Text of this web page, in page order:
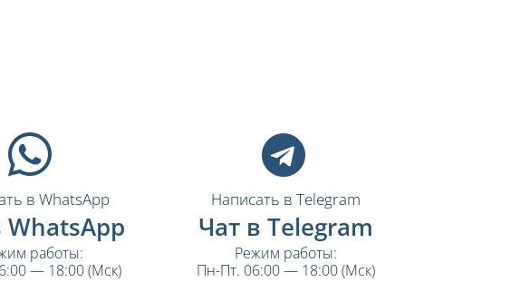
в WhatsApp
WhatsApp
работы:
— 18:00 (Мск)
Написать в Telegram
Чат в Telegram
Режим работы:
Пн-Пт. 06:00 — 18:00 (Мск)